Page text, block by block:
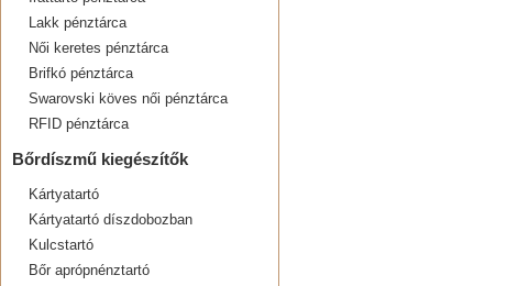
Lakk pénztárca
Női keretes pénztárca
Brifkó pénztárca
Swarovski köves női pénztárca
RFID pénztárca
Bőrdíszmű kiegészítők
Kártyatartó
Kártyatartó díszdobozban
Kulcstartó
Bőr aprópnénztartó